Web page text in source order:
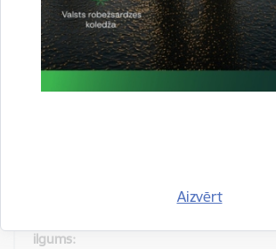
Aizvērt
_gid
Statistikas sīkdatnes
uzlabotu vietnes darbību
pakalpojumus)